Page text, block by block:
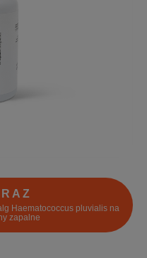
Haematococcus pluvialis na
zapalne